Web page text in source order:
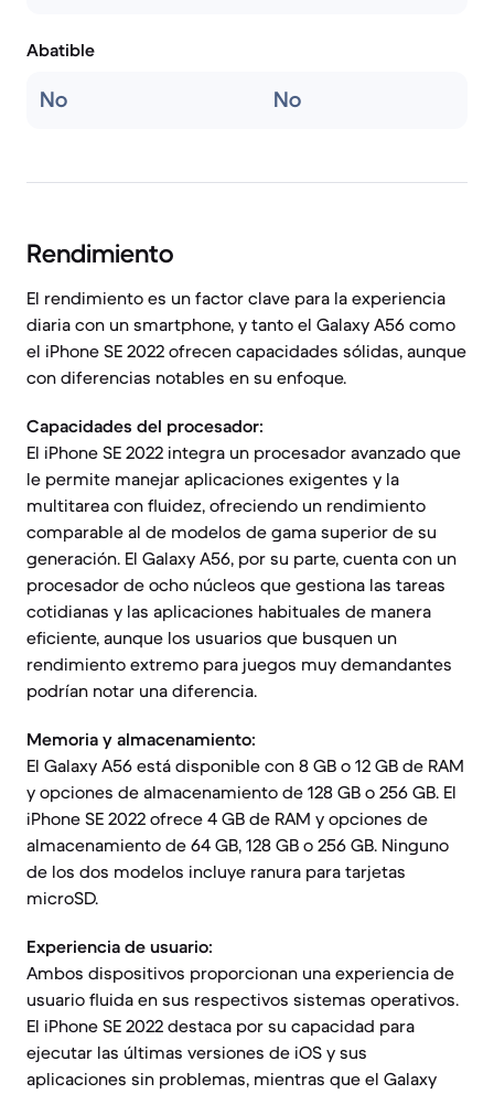
Abatible
No No
Rendimiento
El rendimiento es un factor clave para la experiencia
diaria con un smartphone, y tanto el Galaxy A56 como
el iPhone SE 2022 ofrecen capacidades sólidas, aunque
con diferencias notables en su enfoque.
Capacidades del procesador:
El iPhone SE 2022 integra un procesador avanzado que
le permite manejar aplicaciones exigentes y la
multitarea con fluidez, ofreciendo un rendimiento
comparable al de modelos de gama superior de su
generación. El Galaxy A56, por su parte, cuenta con un
procesador de ocho núcleos que gestiona las tareas
cotidianas y las aplicaciones habituales de manera
eficiente, aunque los usuarios que busquen un
rendimiento extremo para juegos muy demandantes
podrían notar una diferencia.
Memoria y almacenamiento:
El Galaxy A56 está disponible con 8 GB o 12 GB de RAM
y opciones de almacenamiento de 128 GB o 256 GB. El
iPhone SE 2022 ofrece 4 GB de RAM y opciones de
almacenamiento de 64 GB, 128 GB o 256 GB. Ninguno
de los dos modelos incluye ranura para tarjetas
microSD.
Experiencia de usuario:
Ambos dispositivos proporcionan una experiencia de
usuario fluida en sus respectivos sistemas operativos.
El iPhone SE 2022 destaca por su capacidad para
ejecutar las últimas versiones de iOS y sus
aplicaciones sin problemas, mientras que el Galaxy